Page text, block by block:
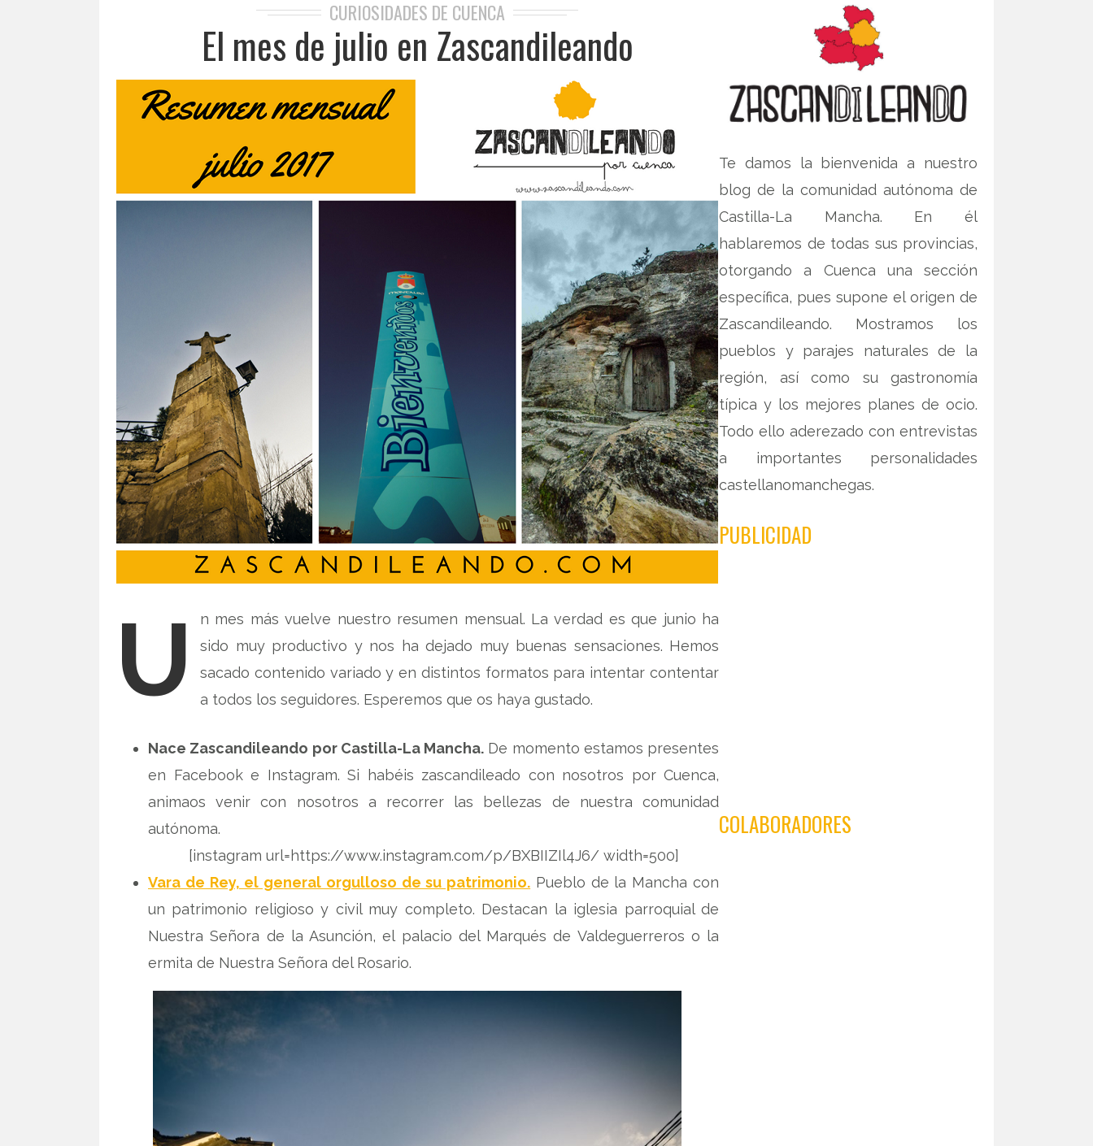
CURIOSIDADES DE CUENCA
El mes de julio en Zascandileando
U
n mes más vuelve nuestro resumen mensual. La verdad es que junio ha
sido muy productivo y nos ha dejado muy buenas sensaciones. Hemos
sacado contenido variado y en distintos formatos para intentar contentar
a todos los seguidores. Esperemos que os haya gustado.
Nace Zascandileando por Castilla-La Mancha. De momento estamos presentes
en Facebook e Instagram. Si habéis zascandileado con nosotros por Cuenca,
animaos venir con nosotros a recorrer las bellezas de nuestra comunidad
autónoma.
[instagram url=https://www.instagram.com/p/BXBIIZIl4J6/ width=500]
Vara de Rey, el general orgulloso de su patrimonio. Pueblo de la Mancha con
un patrimonio religioso y civil muy completo. Destacan la iglesia parroquial de
Nuestra Señora de la Asunción, el palacio del Marqués de Valdeguerreros o la
ermita de Nuestra Señora del Rosario.
Te damos la bienvenida a nuestro
blog de la comunidad autónoma de
Castilla-La Mancha. En él
hablaremos de todas sus provincias,
otorgando a Cuenca una sección
específica, pues supone el origen de
Zascandileando. Mostramos los
pueblos y parajes naturales de la
región, así como su gastronomía
típica y los mejores planes de ocio.
Todo ello aderezado con entrevistas
a importantes personalidades
castellanomanchegas.
PUBLICIDAD
COLABORADORES